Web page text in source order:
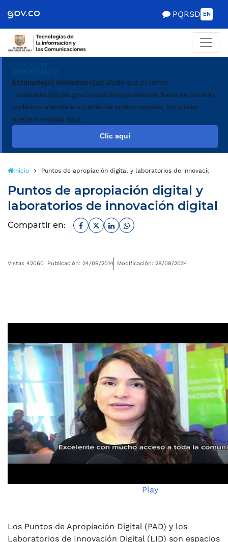
de Gobierno
PQRSD EN
Estimado(a) ciudadano(a): Dado que el correo
contactenos@cali.gov.co está temporalmente fuera de servicio,
podemos atenderle a través de cuatro canales, los cuales
puede consultar aquí.
Clic aquí
Inicio Puntos de apropiación digital y laboratorios de innovación
Puntos de apropiación digital y
laboratorios de innovación digital
Compartir en: Facebook
TwitterLinkedinWhatsapp
Vistas 42060 Publicación: 24/09/2014 Modificación: 28/08/2024
Play
Los Puntos de Apropiación Digital (PAD) y los
Laboratorios de Innovación Digital (LID) son espacios